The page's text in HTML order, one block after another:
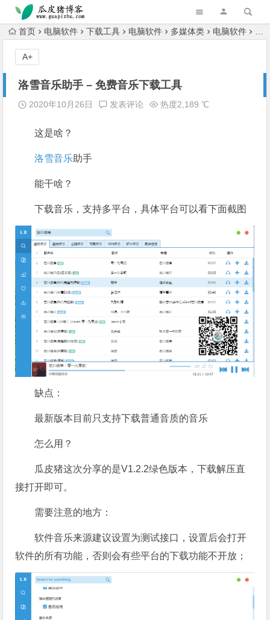
跳转到主内容
首页 电脑软件 下载工具 电脑软件 多媒体类 电脑软件
洛雪音乐助手 – 免费音乐下载工具
2020年10月26日 发表评论 热度2,189 ℃
这是啥？
洛雪音乐助手
能干啥？
下载音乐，支持多平台，具体平台可以看下面截图
缺点：
最新版本目前只支持下载普通音质的音乐
怎么用？
瓜皮猪这次分享的是V1.2.2绿色版本，下载解压直
接打开即可。
需要注意的地方：
软件音乐来源建议设置为测试接口，设置后会打开
软件的所有功能，否则会有些平台的下载功能不开放；
A+